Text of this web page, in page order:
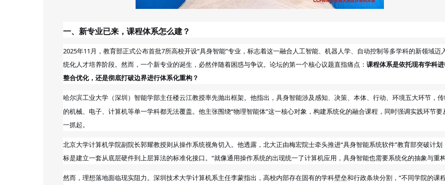
一、新专业已来，课程体系怎么建？
2025年11月，教育部正式公布首批7所高校开设“具身智能”专业，标志着这一融合人工智能、机器人学、自动控制等多学科的新领域迈
统化人才培养阶段。然而，一个新专业的诞生，必然伴随着困惑与争议。论坛的第一个核心议题直指痛点： 课程体系是依托现有学科
整合优化，还是彻底打破边界进行体系化重构？
哈尔滨工业大学（深圳）智能学部主任楼云江教授率先抛出框架。他指出，具身智能涉及感知、决策、本体、行动、环境五大环节，
的机械、电子、计算机等单一学科都无法覆盖。他主张围绕“物理智能体”这一核心对象，构建系统化的融合课程，同时强调实践环节要
一抓起。
北京大学计算机学院副院长郭耀教授则从操作系统视角切入。他透露，北大正由梅宏院士牵头推进“具身智能系统软件”教育部突破计划
标是建立一套从底层硬件到上层算法的标准化接口。“就像通用操作系统的出现统一了计算机应用，具身智能也需要系统化的抽象与重
然而，理想落地面临现实阻力。深圳技术大学计算机系主任李蒙指出，高校内部存在固有的学科壁垒和行政条块分割，“不同学院的课